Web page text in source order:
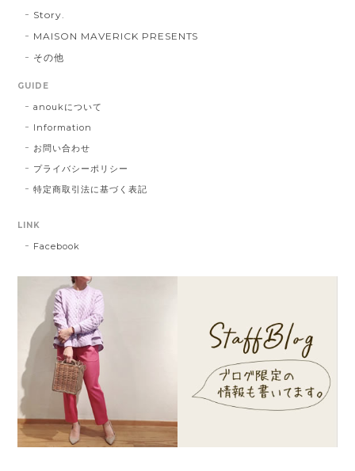
Story.
MAISON MAVERICK PRESENTS
その他
GUIDE
anoukについて
Information
お問い合わせ
プライバシーポリシー
特定商取引法に基づく表記
LINK
Facebook